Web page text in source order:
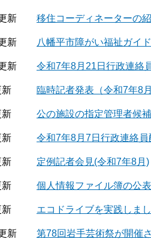
新 移住コーディネーターの
新 八幡平市障がい福祉ガイ
新 令和7年8月21日行政連絡
新 臨時記者発表（令和7年8月
新 公の施設の指定管理者候
新 令和7年8月7日行政連絡
新 定例記者会見(令和7年8月)
新 個人情報ファイル簿の公表
新 エコドライブを実践しま
新 第78回岩手芸術祭が開催